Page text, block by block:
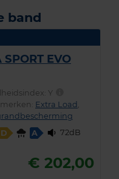
band
EVO
Y
Extra Load
D
A 72dB
€ 202,00